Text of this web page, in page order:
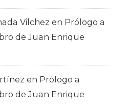
Vilchez en Prólogo a
de Juan Enrique
en Prólogo a
de Juan Enrique